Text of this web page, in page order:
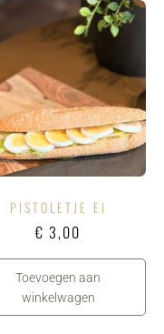
PISTOLETJE EI
€ 3,00
Toevoegen aan
winkelwagen